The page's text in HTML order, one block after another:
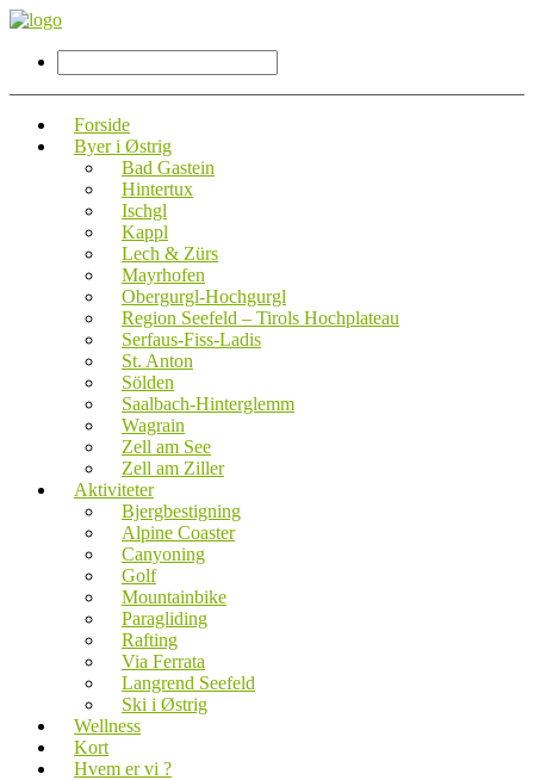
Forside
Byer i Østrig
Bad Gastein
Hintertux
Ischgl
Kappl
Lech & Zürs
Mayrhofen
Obergurgl-Hochgurgl
Region Seefeld – Tirols Hochplateau
Serfaus-Fiss-Ladis
St. Anton
Sölden
Saalbach-Hinterglemm
Wagrain
Zell am See
Zell am Ziller
Aktiviteter
Bjergbestigning
Alpine Coaster
Canyoning
Golf
Mountainbike
Paragliding
Rafting
Via Ferrata
Langrend Seefeld
Ski i Østrig
Wellness
Kort
Hvem er vi ?